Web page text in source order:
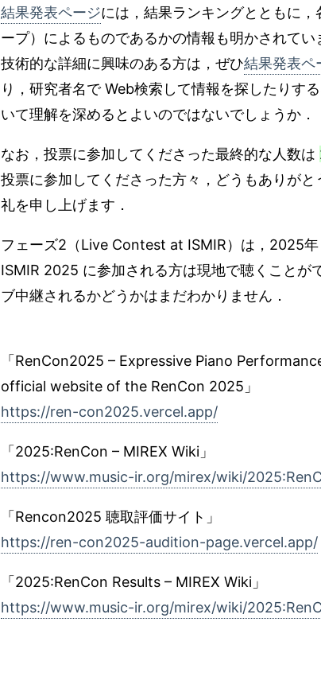
結果発表ページには，結果ランキングとともに
ープ）によるものであるかの情報も明かされてい
技術的な詳細に興味のある方は，ぜひ結果発表ペ
り，研究者名で Web検索して情報を探したりす
いて理解を深めるとよいのではないでしょうか．
なお，投票に参加してくださった最終的な人数は
投票に参加してくださった方々，どうもありが
礼を申し上げます．
フェーズ2（Live Contest at ISMIR）は，2025年
ISMIR 2025 に参加される方は現地で聴くことが
ブ中継されるかどうかはまだわかりません．
「RenCon2025 – Expressive Piano
official website of the RenCon 2025」
https://ren-con2025.vercel.app/
「2025:RenCon – MIREX Wiki」
https://www.music-ir.org/mirex/wiki/
「Rencon2025 聴取評価サイト」
https://ren-con2025-audition-page.vercel.app/
「2025:RenCon Results – MIREX Wiki」
https://www.music-ir.org/mirex/wiki/